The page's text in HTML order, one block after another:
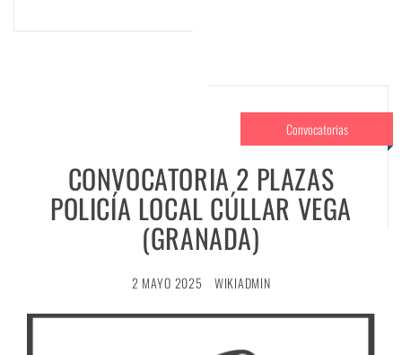
Convocatorias
CONVOCATORIA 2 PLAZAS
POLICÍA LOCAL CÚLLAR VEGA
(GRANADA)
2 MAYO 2025 WIKIADMIN